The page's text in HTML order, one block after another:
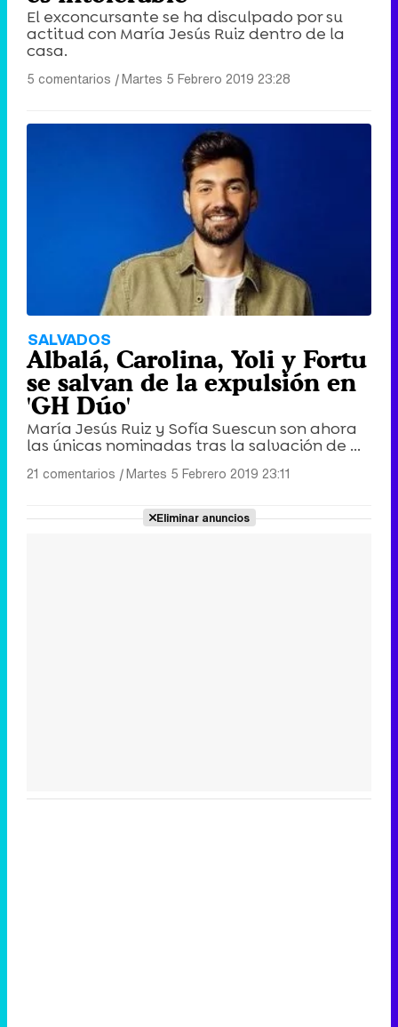
El exconcursante se ha disculpado por su
actitud con María Jesús Ruiz dentro de la
casa.
5 comentarios |Martes 5 Febrero 2019 23:28
SALVADOS
Albalá, Carolina, Yoli y Fortu
se salvan de la expulsión en
'GH Dúo'
María Jesús Ruiz y Sofía Suescun son ahora
las únicas nominadas tras la salvación de ...
21 comentarios |Martes 5 Febrero 2019 23:11
Eliminar anuncios